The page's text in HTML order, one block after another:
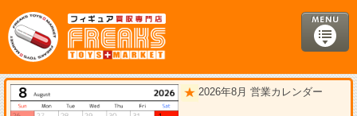
2026年8月 営業カレンダー